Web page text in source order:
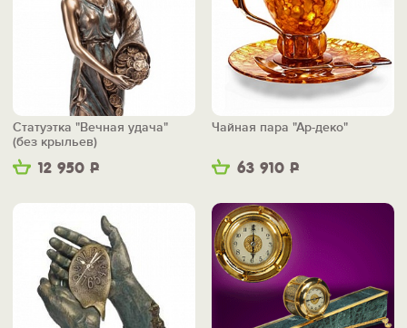
12 950 Р
Статуэтка "Вечная удача"
(без крыльев)
63 910 Р
Чайная пара "Ар-деко"